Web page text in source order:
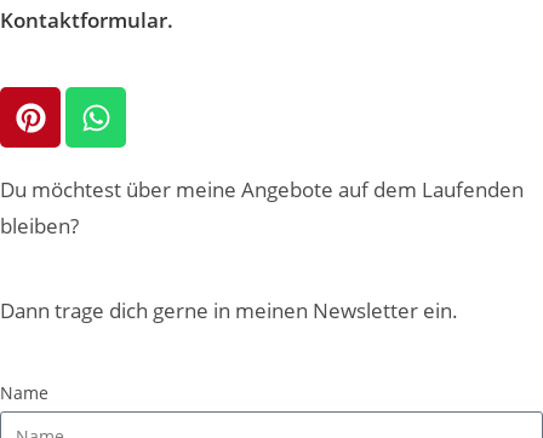
Kontaktformular.
Du möchtest über meine Angebote auf dem Laufenden
bleiben?
Dann trage dich gerne in meinen Newsletter ein.
Name